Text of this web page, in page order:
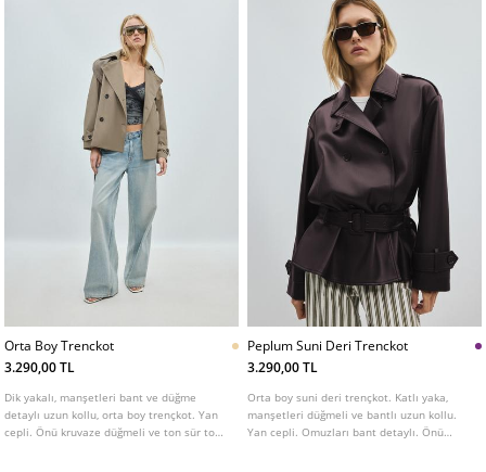
Orta Boy Trenckot
3.290,00 TL
Dik yakalı, manşetleri bant ve düğme
detaylı uzun kollu, orta boy trençkot. Yan
cepli. Önü kruvaze düğmeli ve ton sür ton
Peplum Suni Deri Trenckot
3.290,00 TL
Orta boy suni deri trençkot. Katlı yaka,
manşetleri düğmeli ve bantlı uzun kollu.
Yan cepli. Omuzları bant detaylı. Önü